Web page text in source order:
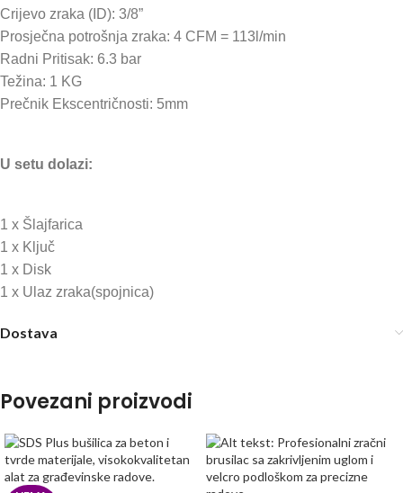
Crijevo zraka (ID): 3/8”
Prosječna potrošnja zraka: 4 CFM = 113l/min
Radni Pritisak: 6.3 bar
Težina: 1 KG
Prečnik Ekscentričnosti: 5mm
U setu dolazi:
1 x Šlajfarica
1 x Ključ
1 x Disk
1 x Ulaz zraka(spojnica)
Dostava
Povezani proizvodi